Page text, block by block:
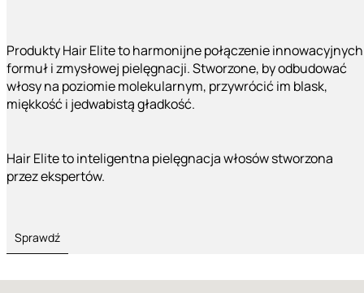
Produkty Hair Elite to harmonijne połączenie innowacyjnych
formuł i zmysłowej pielęgnacji. Stworzone, by odbudować
włosy na poziomie molekularnym, przywrócić im blask,
miękkość i jedwabistą gładkość.
Hair Elite to inteligentna pielęgnacja włosów stworzona
przez ekspertów.
Sprawdź